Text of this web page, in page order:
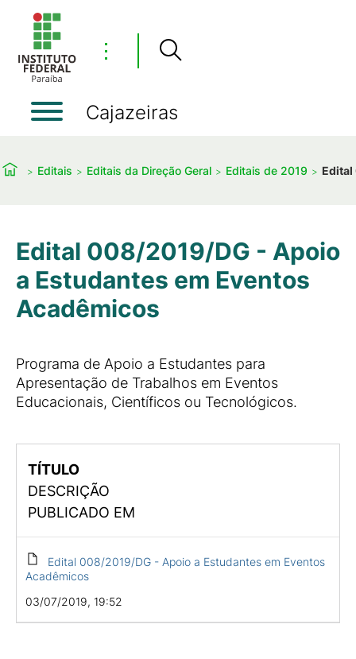
⋮
Cajazeiras
Editais Editais da Direção Geral Editais de 2019 Edital
Edital 008/2019/DG - Apoio
a Estudantes em Eventos
Acadêmicos
Programa de Apoio a Estudantes para
Apresentação de Trabalhos em Eventos
Educacionais, Científicos ou Tecnológicos.
TÍTULO
DESCRIÇÃO
PUBLICADO EM
Edital 008/2019/DG - Apoio a Estudantes em Eventos
Acadêmicos
03/07/2019, 19:52